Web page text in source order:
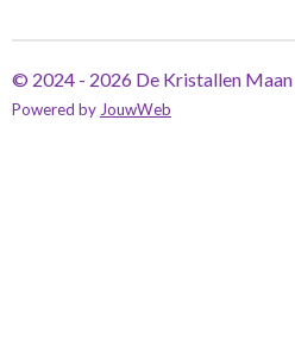
© 2024 - 2026 De Kristallen Maan
Powered by JouwWeb